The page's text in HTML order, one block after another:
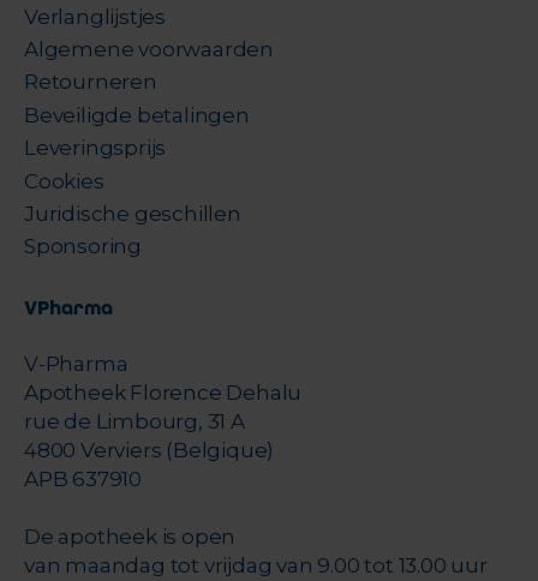
Verlanglijstjes
Algemene voorwaarden
Retourneren
Beveiligde betalingen
Leveringsprijs
Cookies
Juridische geschillen
Sponsoring
VPharma
V-Pharma
Apotheek Florence Dehalu
rue de Limbourg, 31 A
4800 Verviers (Belgique)
APB 637910
De apotheek is open
van maandag tot vrijdag van 9.00 tot 13.00 uur